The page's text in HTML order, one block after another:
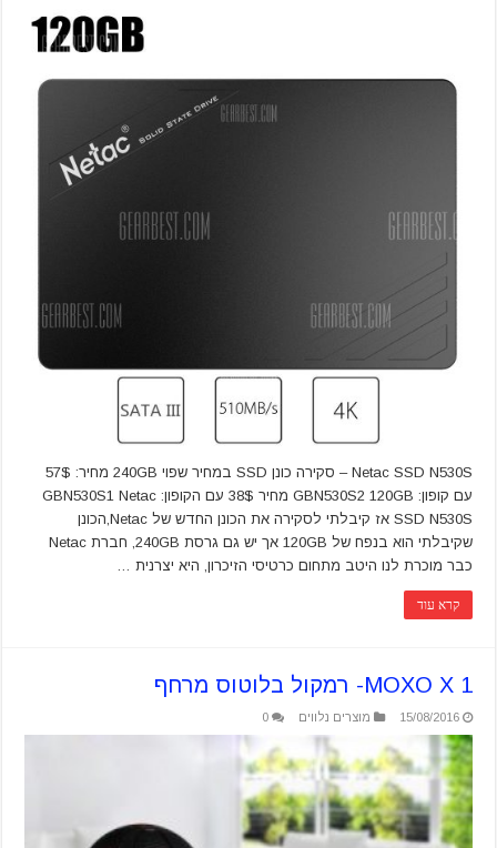
Netac SSD N530S – סקירה כונן SSD במחיר שפוי 240GB מחיר: 57$
עם קופון: GBN530S2 120GB מחיר 38$ עם הקופון: GBN530S1 Netac
SSD N530S אז קיבלתי לסקירה את הכונן החדש של Netac,הכונן
שקיבלתי הוא בנפח של 120GB אך יש גם גרסת 240GB, חברת Netac
כבר מוכרת לנו היטב מתחום כרטיסי הזיכרון, היא יצרנית …
קרא עוד
MOXO X 1- רמקול בלוטוס מרחף
15/08/2016 מוצרים נלווים 0